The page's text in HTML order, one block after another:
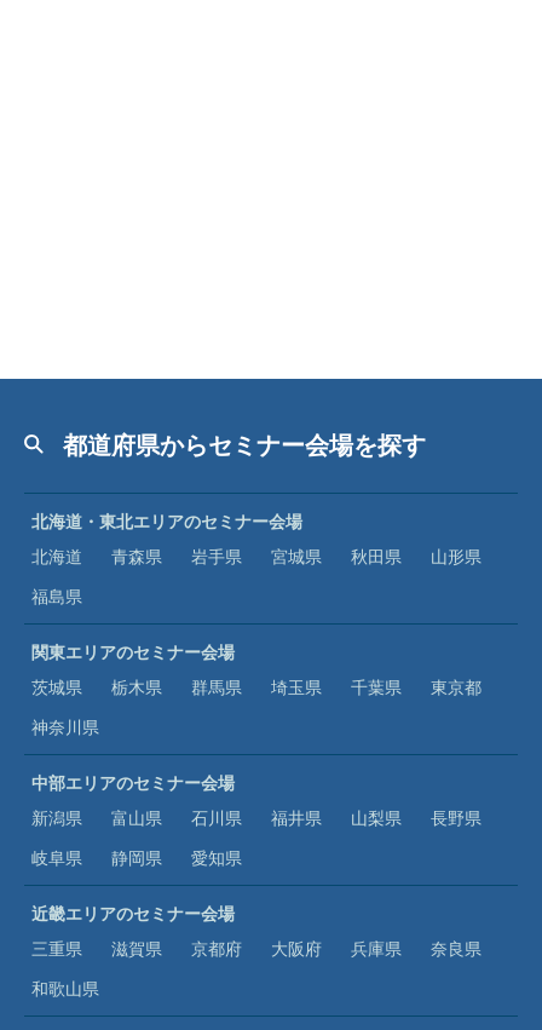
都道府県からセミナー会場を探す
北海道・東北エリアのセミナー会場
北海道
青森県 岩手県 宮城県 秋田県
山形県
福島県
関東エリアのセミナー会場
茨城県
栃木県 群馬県 埼玉県 千葉県
東京都
神奈川県
中部エリアのセミナー会場
新潟県
富山県 石川県 福井県 山梨県
長野県
岐阜県
静岡県 愛知県
近畿エリアのセミナー会場
三重県
滋賀県 京都府 大阪府 兵庫県
奈良県
和歌山県